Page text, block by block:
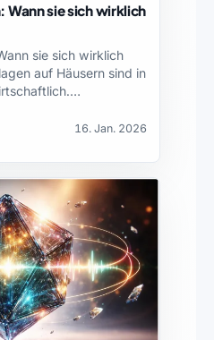
sie sich wirklich
sie sich wirklich
auf Häusern sind in
16. Jan. 2026